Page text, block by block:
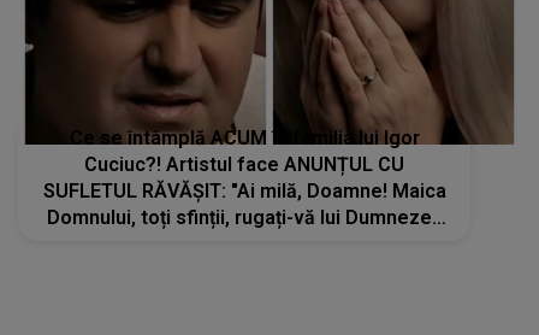
Ce se întâmplă ACUM în familia lui Igor
Cuciuc?! Artistul face ANUNȚUL CU
SUFLETUL RĂVĂȘIT: "Ai milă, Doamne! Maica
Domnului, toți sfinții, rugați-vă lui Dumnezeu